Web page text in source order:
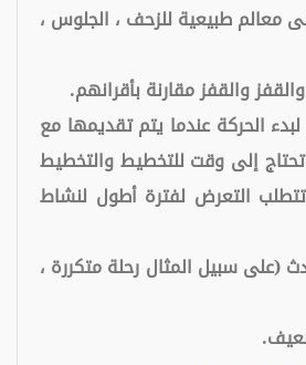
معالم طبيعية للزحف ، الجلوس ،
والقفز مقارنة بأقرانهم.
الحركة عندما يتم تقديمها مع
إلى وقت للتخطيط والتخطيط
التعرض لفترة أطول لنشاط
(على سبيل المثال رحلة متكررة ،